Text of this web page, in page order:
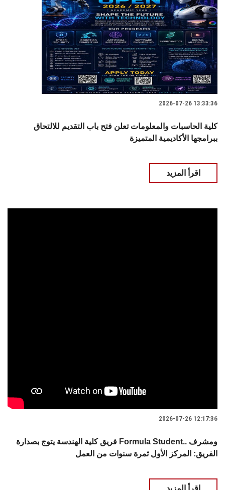
2026-07-26 13:33:36
كلية الحاسبات والمعلومات تعلن فتح باب التقديم للالتحاق
ببرامجها الأكاديمية المتميزة
اقرأ المزيد
2026-07-26 12:17:36
فريق كلية الهندسة يتوج بصدارة Formula Student.. ومشرف
الفريق: المركز الأول ثمرة سنوات من العمل